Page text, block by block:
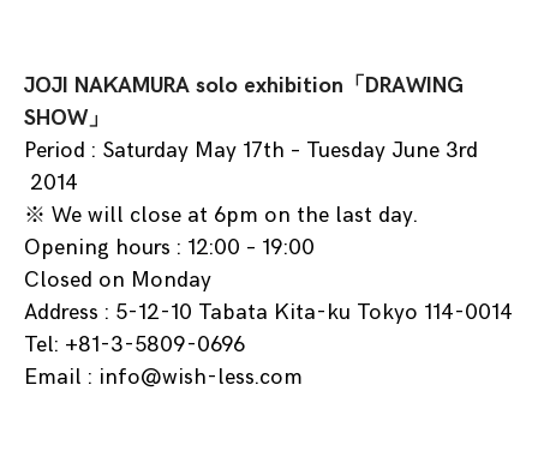
JOJI NAKAMURA solo exhibition「 DRAWING
SHOW」
Period : Saturday May 17th – Tuesday June 3rd
2014
※ We will close at 6pm on the last day.
Opening hours : 12:00 – 19:00
Closed on Monday
Address : 5-12-10 Tabata Kita-ku Tokyo 114-0014
Tel: +81-3-5809-0696
Email : info@wish-less.com